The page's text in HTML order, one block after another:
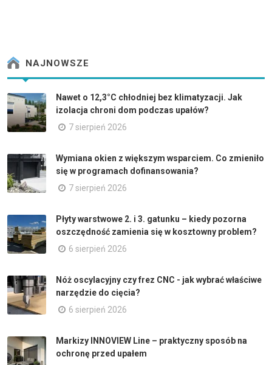
NAJNOWSZE
Nawet o 12,3°C chłodniej bez klimatyzacji. Jak
izolacja chroni dom podczas upałów?
7 sierpień 2026
Wymiana okien z większym wsparciem. Co zmieniło
się w programach dofinansowania?
7 sierpień 2026
Płyty warstwowe 2. i 3. gatunku – kiedy pozorna
oszczędność zamienia się w kosztowny problem?
6 sierpień 2026
Nóż oscylacyjny czy frez CNC - jak wybrać właściwe
narzędzie do cięcia?
6 sierpień 2026
Markizy INNOVIEW Line – praktyczny sposób na
ochronę przed upałem